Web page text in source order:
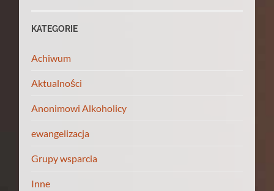
KATEGORIE
Achiwum
Aktualności
Anonimowi Alkoholicy
ewangelizacja
Grupy wsparcia
Inne